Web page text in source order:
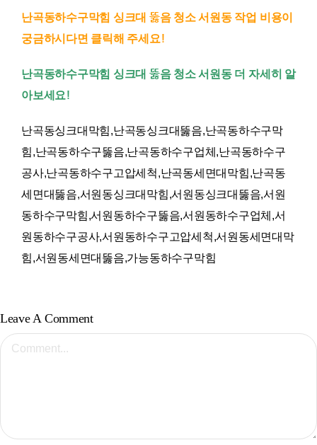
난곡동하수구막힘 싱크대 뚫음 청소 서원동 작업 비용이
궁금하시다면 클릭해 주세요!
난곡동하수구막힘 싱크대 뚫음 청소 서원동 더 자세히 알
아보세요!
난곡동싱크대막힘,난곡동싱크대뚫음,난곡동하수구막
힘,난곡동하수구뚫음,난곡동하수구업체,난곡동하수구
공사,난곡동하수구고압세척,난곡동세면대막힘,난곡동
세면대뚫음,서원동싱크대막힘,서원동싱크대뚫음,서원
동하수구막힘,서원동하수구뚫음,서원동하수구업체,서
원동하수구공사,서원동하수구고압세척,서원동세면대막
힘,서원동세면대뚫음,가능동하수구막힘
Leave A Comment
Comment